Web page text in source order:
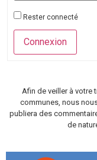
Rester connecté
Connexion
Afin de veiller à votre
communes, nous
publiera des
de